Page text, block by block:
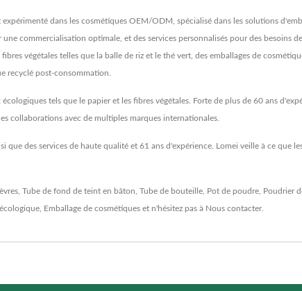
dans les cosmétiques OEM/ODM, spécialisé dans les solutions
commercialisation optimale, et des services personnalisés pour des besoins
végétales telles que la balle de riz et le thé vert, des emballages de
recyclé post-consommation.
tels que le papier et les fibres végétales. Forte de plus de 60 ans
collaborations avec de multiples marques internationales.
que des services de haute qualité et 61 ans d'expérience. Lomei veille à ce que
Tube de fond de teint en bâton Tube de bouteille Pot de poudre Poudrier
Emballage de cosmétiques et n'hésitez pas à Nous contacter.